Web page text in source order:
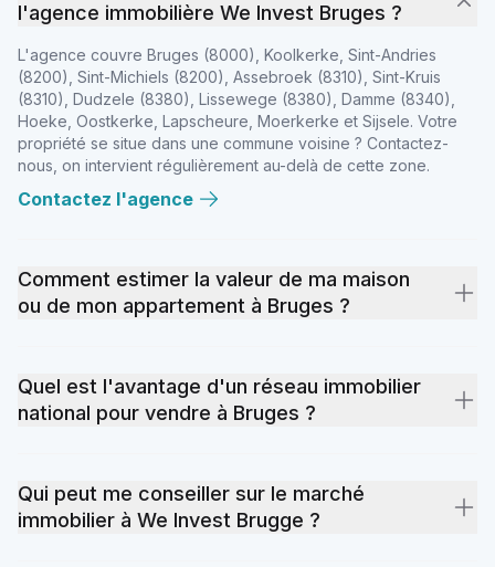
l'agence immobilière We Invest Bruges ?
L'agence couvre Bruges (8000), Koolkerke, Sint-Andries
(8200), Sint-Michiels (8200), Assebroek (8310), Sint-Kruis
(8310), Dudzele (8380), Lissewege (8380), Damme (8340),
Hoeke, Oostkerke, Lapscheure, Moerkerke et Sijsele. Votre
propriété se situe dans une commune voisine ? Contactez-
nous, on intervient régulièrement au-delà de cette zone.
Contactez l'agence
Comment estimer la valeur de ma maison
ou de mon appartement à Bruges ?
tenant compte de la localisation, des caractéristiques de votre
propriété et des tendances du marché brugeois, prenez
Estimez votre maison en 2 minutes
Quel est l'avantage d'un réseau immobilier
national pour vendre à Bruges ?
nationale. Votre maison est visible non seulement par les
candidats de Bruges, mais aussi par des acheteurs de Gand,
Qui peut me conseiller sur le marché
immobilier à We Invest Brugge ?